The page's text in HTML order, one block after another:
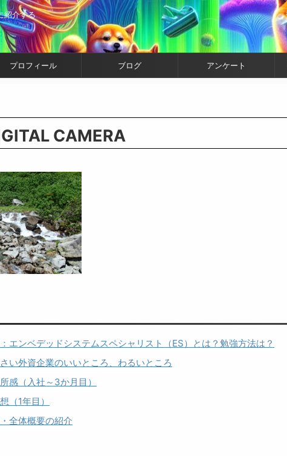
紹介する
プロフィール ブログ アンケート
CAMERA
エンベデッドシステムスペシャリスト（ES）とは？勉強方法は？
い外資企業のいいところ、わるいところ
感（入社～3か月目）
（1年目）
全体概要の紹介